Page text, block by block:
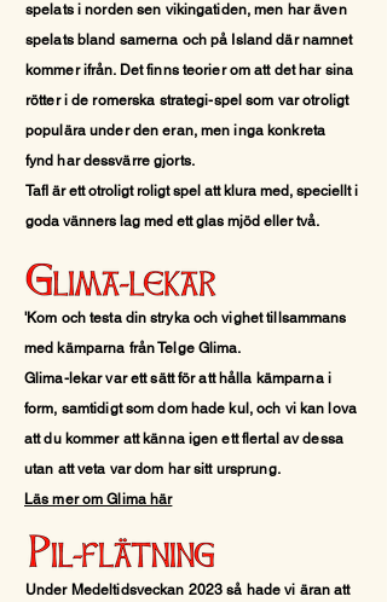
spelats i norden sen vikingatiden, men har även
spelats bland samerna och på Island där namnet
kommer ifrån. Det finns teorier om att det har sina
rötter i de romerska strategi-spel som var otroligt
populära under den eran, men inga konkreta
fynd har dessvärre gjorts.
Tafl är ett otroligt roligt spel att klura med, speciellt i
goda vänners lag med ett glas mjöd eller två.
'Kom och testa dinstrykaoch vighet tillsammans
med kämparna från Telge Glima.
Glima-lekar var ett sätt för att hålla kämparna i
form, samtidigt som dom hade kul, och vi kan lova
att du kommer att känna igen ett flertal av dessa
utan att veta var dom har sitt ursprung.
Läs mer om Glima här
Under Medeltidsveckan 2023 så hade vi äran att